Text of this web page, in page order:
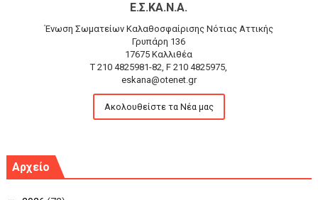
Ε.Σ.ΚΑ.Ν.Α.
Ένωση Σωματείων Καλαθοσφαίρισης Νότιας Αττικής
Γρυπάρη 136
17675 Καλλιθέα
T 210 4825981-82, F 210 4825975,
eskana@otenet.gr
Ακολουθείστε τα Νέα μας
Αρχείο